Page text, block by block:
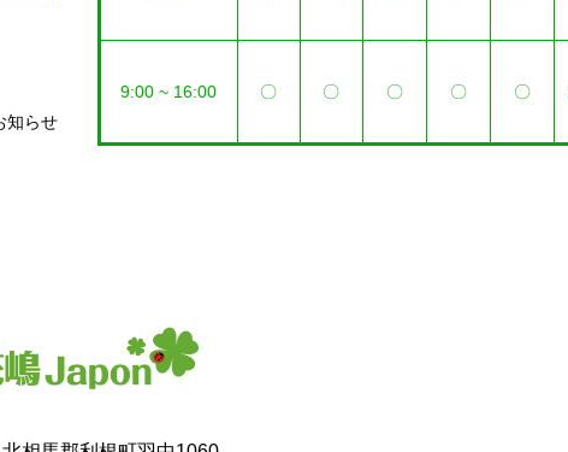
知らせ
9:00 ~ 16:00 〇 〇 〇 〇 〇